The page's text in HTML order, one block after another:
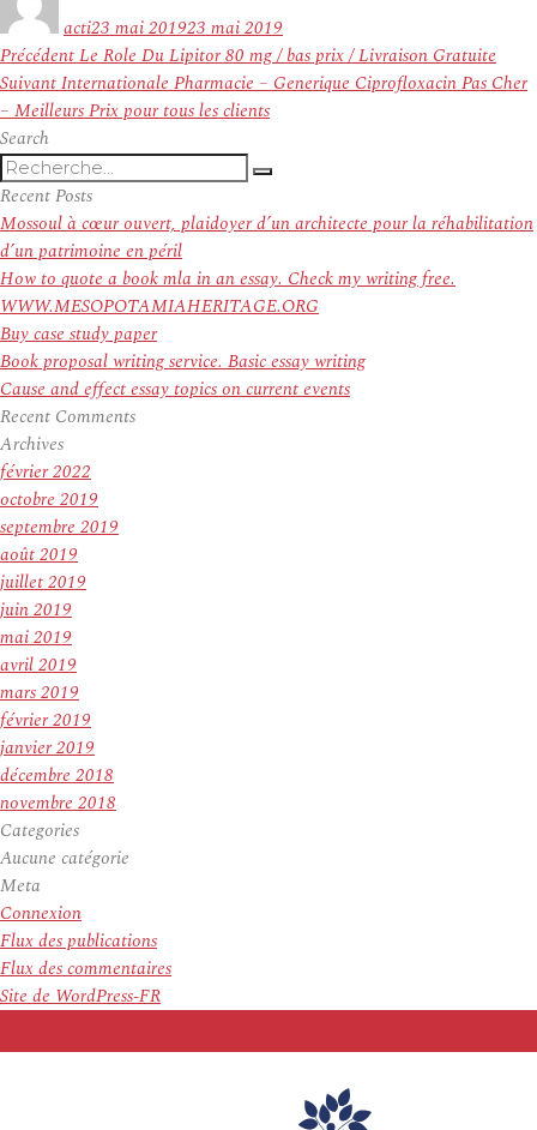
actile
23 mai 201923 mai 2019
Navigation
de
l’article
PrécédentArticle
précédent :
Le Role Du Lipitor 80 mg / bas prix / Livraison Gratuite
SuivantArticle
suivant :
Internationale Pharmacie – Generique Ciprofloxacin Pas Cher
– Meilleurs Prix pour tous les clients
Search
Recherche
pour
:
Recherche
Recent Posts
Mossoul à cœur ouvert, plaidoyer d’un architecte pour la réhabilitation
d’un patrimoine en péril
How to quote a book mla in an essay. Check my writing free.
WWW.MESOPOTAMIAHERITAGE.ORG
Buy case study paper
Book proposal writing service. Basic essay writing
Cause and effect essay topics on current events
Recent Comments
Archives
février 2022
octobre 2019
septembre 2019
août 2019
juillet 2019
juin 2019
mai 2019
avril 2019
mars 2019
février 2019
janvier 2019
décembre 2018
novembre 2018
Categories
Aucune catégorie
Meta
Connexion
Flux des publications
Flux des commentaires
Site de WordPress-FR